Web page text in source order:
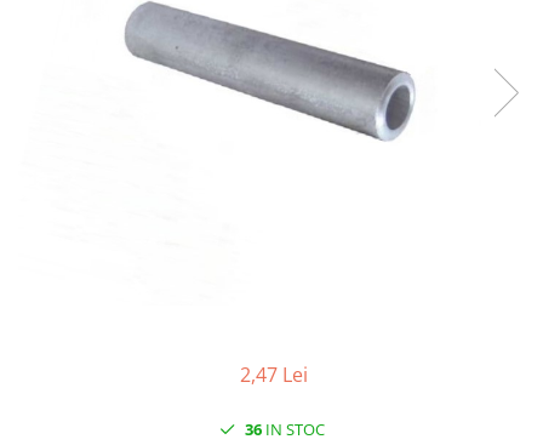
Sigurante fuzibile
Contactoare si relee
Intrerupatoare pentru tablouri
2,47 Lei
36IN STOC